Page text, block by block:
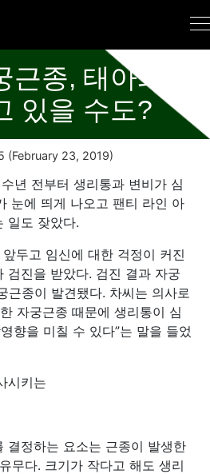
종, 태아와
있을 수도?
(February 23, 2019)
년 전부터 생리통과 변비가 심
눈에 띄게 나오고 팬티 라인 아
일도 잦았다.
두고 임신에 대한 걱정이 커진
검진을 받았다. 검진 결과 자궁
근종이 발견됐다. 차씨는 의사로
자궁근종 때문에 생리통이 심
향을 미칠 수 있다”는 말을 들었
시키는
결정하는 요소는 근종이 발생한
무다. 크기가 작다고 해도 생리